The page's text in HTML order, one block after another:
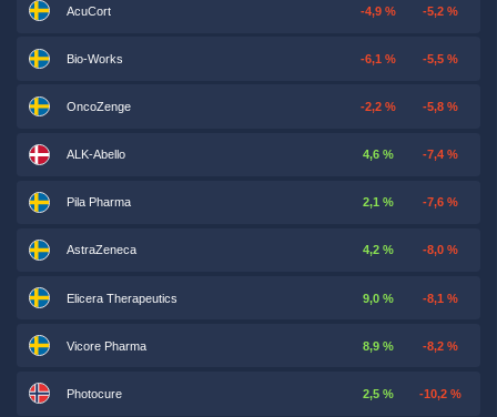
AcuCort -4,9 % -5,2 %
Bio-Works -6,1 % -5,5 %
OncoZenge -2,2 % -5,8 %
ALK-Abello 4,6 % -7,4 %
Pila Pharma 2,1 % -7,6 %
AstraZeneca 4,2 % -8,0 %
Elicera Therapeutics 9,0 % -8,1 %
Vicore Pharma 8,9 % -8,2 %
Photocure 2,5 % -10,2 %